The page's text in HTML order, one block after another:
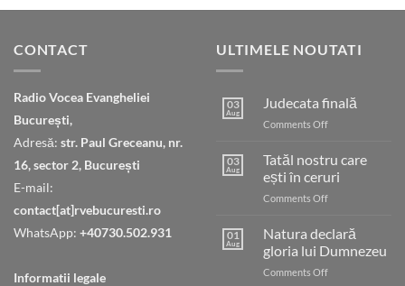
CONTACT
Radio Vocea Evangheliei
București,
Adresă: str. Paul Greceanu, nr.
16, sector 2, București
E-mail:
contact[at]rvebucuresti.ro
WhatsApp: +40730.502.931
Informatii legale
ULTIMELE NOUTATI
03
Aug
Judecata finală
Comments Offon
03
Aug
Tatăl nostru care
ești în ceruri
Comments Offon
nostru
care
ești
în
01
Aug
Natura declară
gloria lui Dumnezeu
Comments Offon